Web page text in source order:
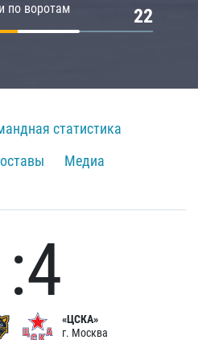
по воротам 22
статистика
Медиа
«ЦСКА»
г. Москва